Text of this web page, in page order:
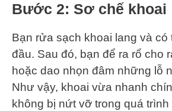
Bước 2: Sơ chế khoai
Bạn rửa sạch khoai lang và có
đầu. Sau đó, bạn để ra rổ cho
hoặc dao nhọn đâm những lỗ
Như vậy, khoai vừa nhanh
không bị nứt vỡ trong quá